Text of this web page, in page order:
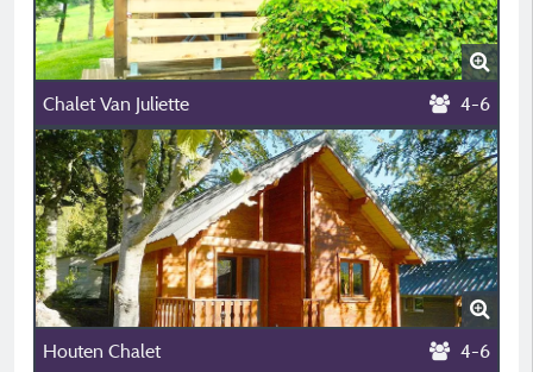
Chalet Van Juliette 4-6
Houten Chalet 4-6